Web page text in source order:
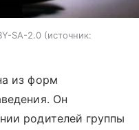
SA-2.0
источник:
из форм
Он
родителей группы